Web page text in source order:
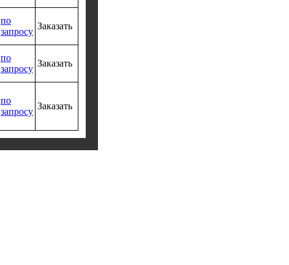
по
запросу
Заказать
по
запросу
Заказать
по
запросу
Заказать